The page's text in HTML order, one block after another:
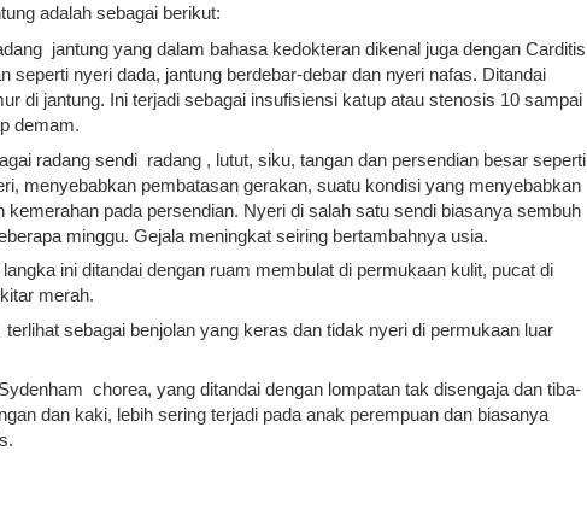
adalah sebagai berikut:
jantung yang dalam bahasa kedokteran dikenal juga dengan Carditis
seperti nyeri dada, jantung berdebar-debar dan nyeri nafas. Ditandai
di jantung. Ini terjadi sebagai insufisiensi katup atau stenosis 10 sampai
demam.
radang sendi radang , lutut, siku, tangan dan persendian besar seperti
menyebabkan pembatasan gerakan, suatu kondisi yang menyebabkan
kemerahan pada persendian. Nyeri di salah satu sendi biasanya sembuh
minggu. Gejala meningkat seiring bertambahnya usia.
ini ditandai dengan ruam membulat di permukaan kulit, pucat di
merah.
sebagai benjolan yang keras dan tidak nyeri di permukaan luar
chorea, yang ditandai dengan lompatan tak disengaja dan tiba-
dan kaki, lebih sering terjadi pada anak perempuan dan biasanya